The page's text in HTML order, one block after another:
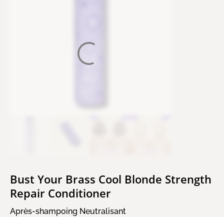
Bust Your Brass Cool Blonde Strength
Repair Conditioner
Après-shampoing Neutralisant